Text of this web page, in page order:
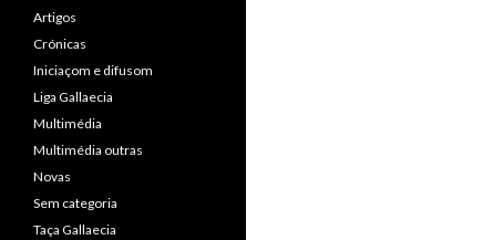
Artigos
Crónicas
Iniciaçom e difusom
Liga Gallaecia
Multimédia
Multimédia outras
Novas
Sem categoria
Taça Gallaecia